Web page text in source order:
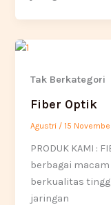
Tak Berkategori
Fiber Optik
Agustri /15
PRODUK KAMI :
berbagai
berkualitas
jaringan